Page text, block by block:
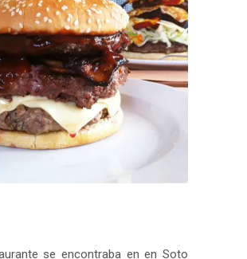
se encontraba en en Soto